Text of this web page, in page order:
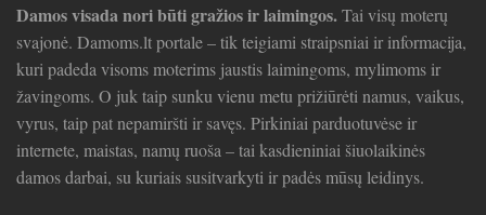
Damos visada nori būti gražios ir laimingos.Tai visų moterų
svajonė. Damoms.lt portale – tik teigiami straipsniai ir informacija,
kuri padeda visoms moterims jaustis laimingoms, mylimoms ir
žavingoms. O juk taip sunku vienu metu prižiūrėti namus, vaikus,
vyrus, taip pat nepamiršti ir savęs. Pirkiniai parduotuvėse ir
internete, maistas, namų ruoša – tai kasdieniniai šiuolaikinės
damos darbai, su kuriais susitvarkyti ir padės mūsų leidinys.